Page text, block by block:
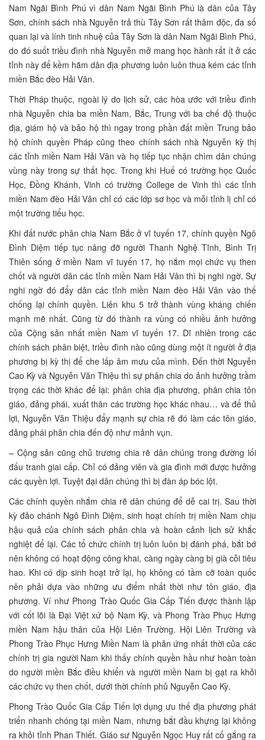
Nam Ngãi Bình Phú vì dân Nam Ngãi Bình Phú là dân của Tây
Sơn, chính sách nhà Nguyễn trả thù Tây Sơn rất thâm độc, đa số
quan lại và lính tinh nhuệ của Tây Sơn là dân Nam Ngãi Bình Phú,
do đó suốt triều đình nhà Nguyễn mở mang học hành rất ít ở các
tỉnh này để kềm hãm dân địa phương luôn luôn thua kém các tỉnh
miền Bắc đèo Hải Vân.
Thời Pháp thuộc, ngoài lý do lịch sử, các hòa ước với triều đình
nhà Nguyễn chia ba miền Nam, Bắc, Trung với ba chế độ thuộc
địa, giám hộ và bảo hộ thì ngay trong phần đất miền Trung bảo
hộ chính quyền Pháp cũng theo chính sách nhà Nguyễn kỳ thị
các tỉnh miền Nam Hải Vân và họ tiếp tục nhận chìm dân chúng
vùng này trong sự thất học. Trong khi Huế có trường học Quốc
Học, Đồng Khánh, Vinh có trường College de Vinh thì các tỉnh
miền Nam đèo Hải Vân chỉ có các lớp sơ học và mỗi tỉnh lị chỉ có
một trường tiểu học.
Khi đất nước phân chia Nam Bắc ở vĩ tuyến 17, chính quyền Ngô
Đình Diệm tiếp tục nâng đỡ người Thanh Nghệ Tĩnh, Bình Trị
Thiên sống ở miền Nam vĩ tuyến 17, họ nắm mọi chức vụ then
chốt và người dân các tỉnh miền Nam Hải Vân thì bị nghi ngờ. Sự
nghi ngờ đó đẩy dân các tỉnh miền Nam đèo Hải Vân vào thế
chống lại chính quyền. Liên khu 5 trở thành vùng kháng chiến
mạnh mẽ nhất. Cũng từ đó thành ra vùng có nhiều ảnh hưởng
của Cộng sản nhất miền Nam vĩ tuyến 17. Dĩ nhiên trong các
chính sách phân biệt, triều đình nào cũng dùng một ít người ở địa
phương bị kỳ thị để che lấp âm mưu của mình. Đến thời Nguyễn
Cao Kỳ và Nguyễn Văn Thiệu thì sự phân chia do ảnh hưởng trầm
trọng các thời khác để lại: phân chia địa phương, phân chia tôn
giáo, đảng phái, xuất thân các trường học khác nhau… và để thủ
lợi, Nguyễn Văn Thiệu đẩy mạnh sự chia rẽ đó làm các tôn giáo,
đảng phái phân chia đến độ như mảnh vụn.
– Cộng sản cũng chủ trương chia rẽ dân chúng trong đường lối
đấu tranh giai cấp. Chỉ có đảng viên và gia đình mới được hưởng
các quyền lợi. Tuyệt đại dân chúng thì bị đàn áp bóc lột.
Các chính quyền nhắm chia rẽ dân chúng để dễ cai trị. Sau thời
kỳ đảo chánh Ngô Đình Diệm, sinh hoạt chính trị miền Nam chịu
hậu quả của chính sách phân chia và hoàn cảnh lịch sử khắc
nghiệt để lại. Các tổ chức chính trị luôn luôn bị đánh phá, bắt bớ
nên không có hoạt động công khai, càng ngày càng bị già cỗi tiêu
hao. Khi có dịp sinh hoạt trở lại, họ không có tầm cỡ toàn quốc
nên phải dựa vào những ưu điểm nhất thời như tôn giáo, địa
phương. Ví như Phong Trào Quốc Gia Cấp Tiến được thành lập
với cốt lõi là Đại Việt xứ bộ Nam Kỳ, và Phong Trào Phục Hưng
miền Nam hậu thân của Hội Liên Trường. Hội Liên Trường và
Phong Trào Phục Hưng Miền Nam là phản ứng nhất thời của các
chính trị gia người Nam khi thấy chính quyền hầu như hoàn toàn
do người miền Bắc điều khiển và người miền Nam bị gạt ra khỏi
các chức vụ then chốt, dưới thời chính phủ Nguyễn Cao Kỳ.
Phong Trào Quốc Gia Cấp Tiến lợi dụng ưu thế địa phương phát
triển nhanh chóng tại miền Nam, nhưng bắt đầu khựng lại không
ra khỏi tỉnh Phan Thiết. Giáo sư Nguyễn Ngọc Huy rất cố gắng ra